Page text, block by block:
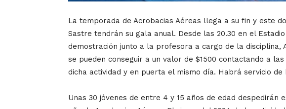
La temporada de Acrobacias Aéreas llega a su fin y este
Sastre tendrán su gala anual. Desde las 20.30 en el
demostración junto a la profesora a cargo de la disciplina,
se pueden conseguir a un valor de $1500 contactando a
dicha actividad y en puerta el mismo día. Habrá servicio de
Unas 30 jóvenes de entre 4 y 15 años de edad despedirán